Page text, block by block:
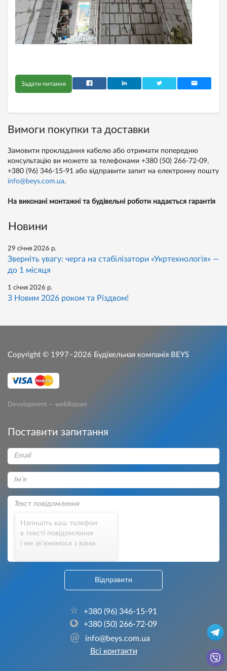
Задати питання
Вимоги покупки та доставки
Замовити прокладання кабелю або отримати попередню
консультацію ви можете за телефонами +380 (50) 266-72-09,
+380 (96) 346-15-91 або відправити запит на електронну пошту
info@beys.com.ua.
На виконані монтажні та будівельні роботи надається гарантія
Новини
29 січня 2026 р.
Зверніть увагу: черга на стабілізатори «Укртехнологія» —
до 1 місяця
1 січня 2026 р.
З Новим 2026 роком та Різдвом!
Copyright © 1997–2026 Будівельная компанія BEYS
Development — webRozum
Поставити запитання
Напишіть ваш телефон
в тексті повідомлення
і ми зв’яжемося з вами
Відправити
+380 (96) 346-15-91
+380 (50) 266-72-09
@
info@beys.com.ua
Всі контакти